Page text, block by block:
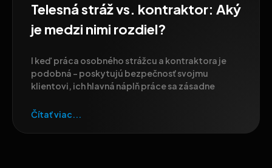
Telesná stráž vs. kontraktor: Aký
je medzi nimi rozdiel?
I keď práca osobného strážcu a kontraktora je
podobná – poskytujú bezpečnosť svojmu
klientovi, ich hlavná náplň práce sa zásadne
Čítať viac...